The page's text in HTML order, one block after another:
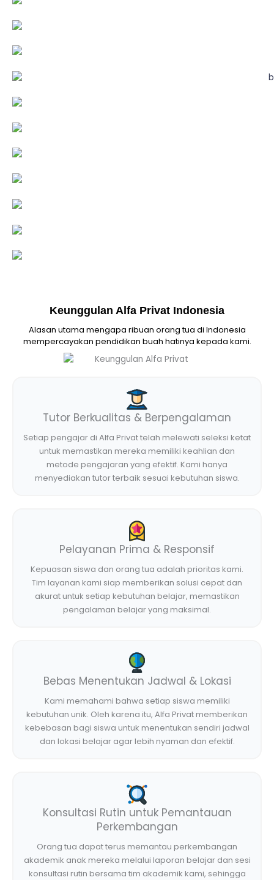
Keunggulan Alfa Privat Indonesia
Alasan utama mengapa ribuan orang tua di Indonesia
mempercayakan pendidikan buah hatinya kepada kami.
Tutor Berkualitas & Berpengalaman
Setiap pengajar di Alfa Privat telah melewati seleksi ketat
untuk memastikan mereka memiliki keahlian dan
metode pengajaran yang efektif. Kami hanya
menyediakan tutor terbaik sesuai kebutuhan siswa.
Pelayanan Prima & Responsif
Kepuasan siswa dan orang tua adalah prioritas kami.
Tim layanan kami siap memberikan solusi cepat dan
akurat untuk setiap kebutuhan belajar, memastikan
pengalaman belajar yang maksimal.
Bebas Menentukan Jadwal & Lokasi
Kami memahami bahwa setiap siswa memiliki
kebutuhan unik. Oleh karena itu, Alfa Privat memberikan
kebebasan bagi siswa untuk menentukan sendiri jadwal
dan lokasi belajar agar lebih nyaman dan efektif.
Konsultasi Rutin untuk Pemantauan
Perkembangan
Orang tua dapat terus memantau perkembangan
akademik anak mereka melalui laporan belajar dan sesi
konsultasi rutin bersama tim akademik kami, sehingga